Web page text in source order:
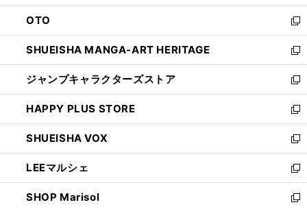
ウ
で
開
く
ン
ド
ウ
で
開
く
OTO
新
し
い
ウ
ィ
ン
ド
ウ
で
開
く
SHUEISHA MANGA-ART HERITAGE
新
し
い
ウ
ィ
ン
ド
ウ
で
開
く
ジャンプキャラクターズストア
新
し
い
ウ
ィ
ン
ド
ウ
で
HAPPY PLUS STORE
新
し
い
ウ
ィ
ン
ド
SHUEISHA VOX
新
し
い
ウ
ィ
LEEマルシェ
新
し
い
SHOP Marisol
新